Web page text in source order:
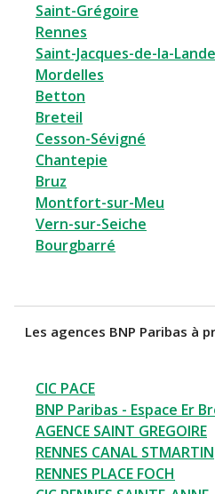
Saint-Grégoire
Rennes
Saint-Jacques-de-la-Lande
Mordelles
Betton
Breteil
Cesson-Sévigné
Chantepie
Bruz
Montfort-sur-Meu
Vern-sur-Seiche
Bourgbarré
Les agences BNP Paribas à
CIC PACE
BNP Paribas - Espace Er
AGENCE SAINT GREGOIRE
RENNES CANAL STMARTIN
RENNES PLACE FOCH